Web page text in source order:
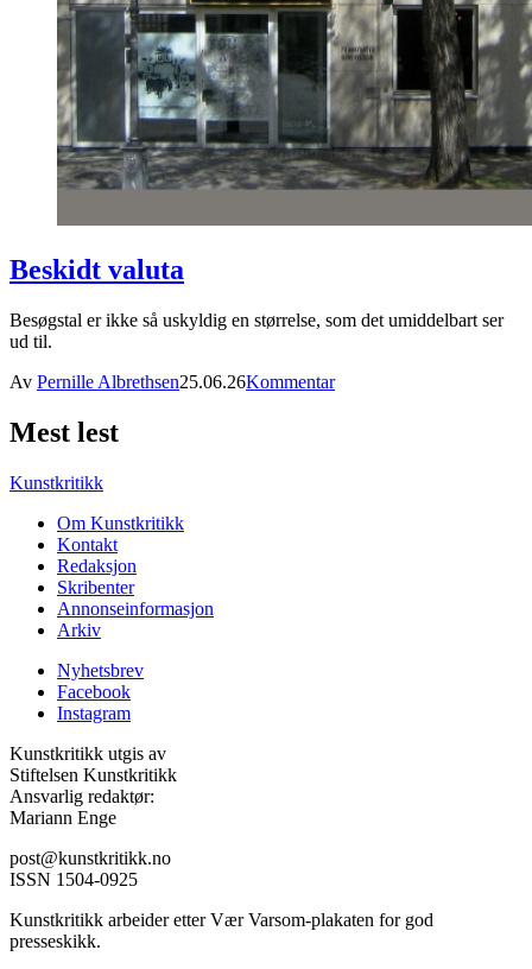
Beskidt valuta
Besøgstal er ikke så uskyldig en størrelse, som det umiddelbart ser
ud til.
Av Pernille Albrethsen25.06.26Kommentar
Mest lest
Kunstkritikk
Om Kunstkritikk
Kontakt
Redaksjon
Skribenter
Annonseinformasjon
Arkiv
Nyhetsbrev
Facebook
Instagram
Kunstkritikk utgis av
Stiftelsen Kunstkritikk
Ansvarlig redaktør:
Mariann Enge
post@kunstkritikk.no
ISSN 1504-0925
Kunstkritikk arbeider etter Vær Varsom-plakaten for god
presseskikk.